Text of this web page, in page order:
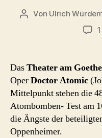
Beitragsautor
Von Ulrich
DasTheater am
OperDoctor Atomic
Mittelpunkt stehen die
Atombomben- Test am
die Ängste der
Oppenheimer.